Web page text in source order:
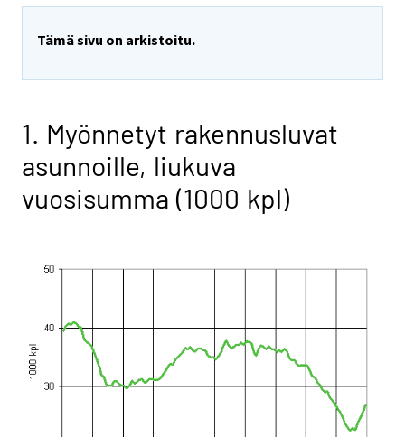
Tämä sivu on arkistoitu.
1. Myönnetyt rakennusluvat
asunnoille, liukuva
vuosisumma (1000 kpl)